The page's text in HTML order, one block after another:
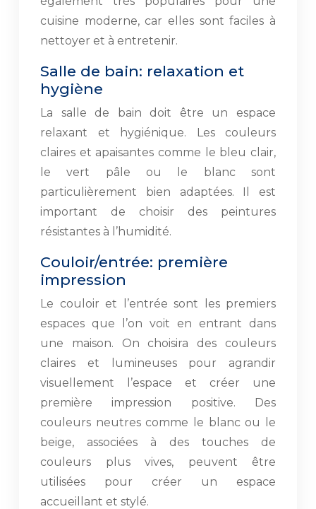
cuisine moderne, car elles sont faciles à
nettoyer et à entretenir.
Salle de bain: relaxation et
hygiène
La salle de bain doit être un espace
relaxant et hygiénique. Les couleurs
claires et apaisantes comme le bleu clair,
le vert pâle ou le blanc sont
particulièrement bien adaptées. Il est
important de choisir des peintures
résistantes à l’humidité.
Couloir/entrée: première
impression
Le couloir et l’entrée sont les premiers
espaces que l’on voit en entrant dans
une maison. On choisira des couleurs
claires et lumineuses pour agrandir
visuellement l’espace et créer une
première impression positive. Des
couleurs neutres comme le blanc ou le
beige, associées à des touches de
couleurs plus vives, peuvent être
utilisées pour créer un espace
accueillant et stylé.